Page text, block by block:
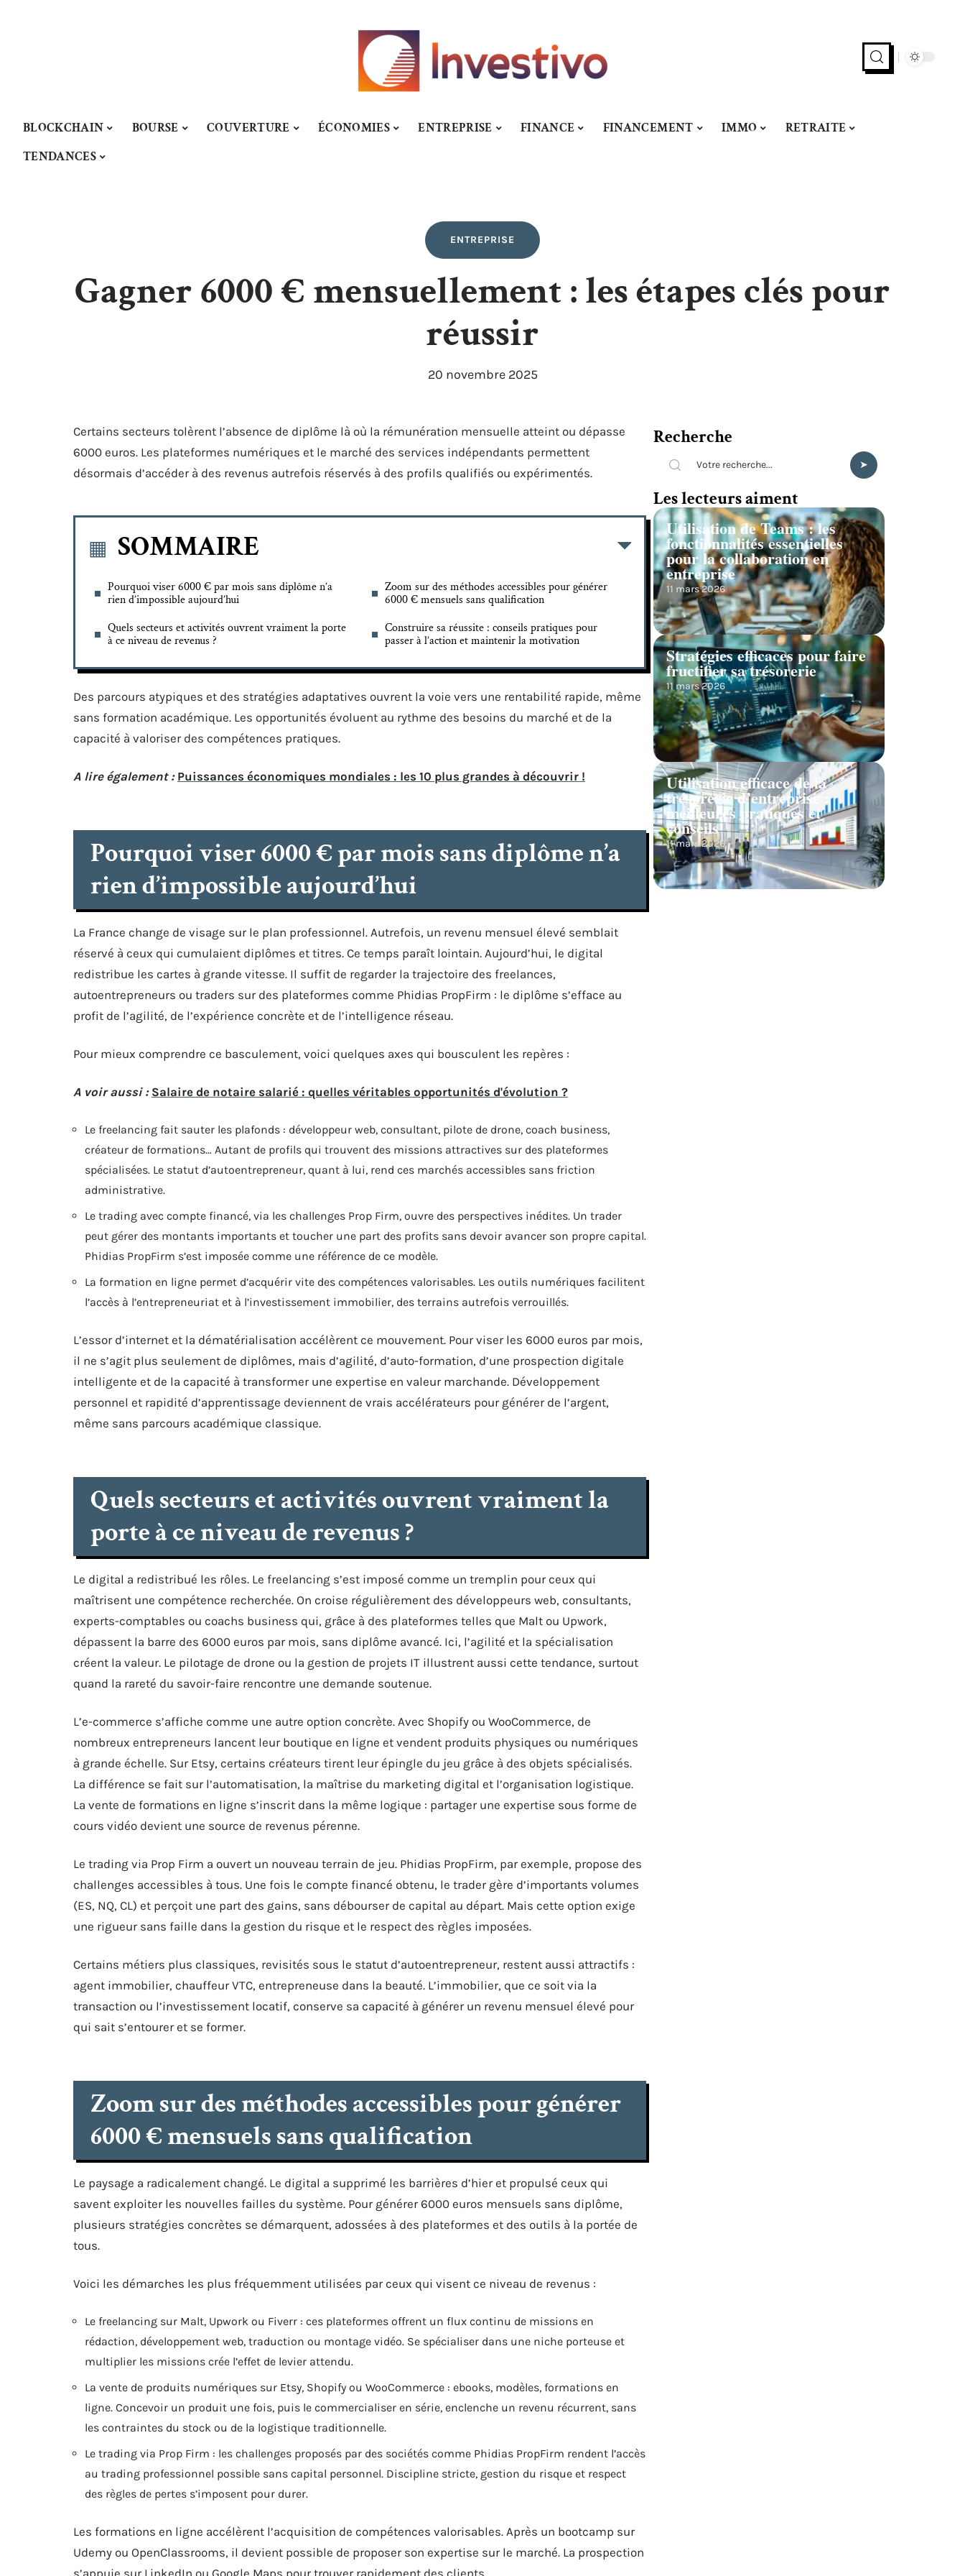
BLOCKCHAIN BOURSE COUVERTURE ÉCONOMIES ENTREPRISE FINANCE FINANCEMENT IMMO
RETRAITE
TENDANCES
ENTREPRISE
Gagner 6000 € mensuellement : les étapes clés pour
réussir
20 novembre 2025
Certains secteurs tolèrent l’absence de diplôme là où la rémunération mensuelle atteint ou dépasse
6000 euros. Les plateformes numériques et le marché des services indépendants permettent
désormais d’accéder à des revenus autrefois réservés à des profils qualifiés ou expérimentés.
SOMMAIRE
Pourquoi viser 6000 € par mois sans diplôme n’a
rien d’impossible aujourd’hui
Quels secteurs et activités ouvrent vraiment la porte
à ce niveau de revenus ?
Zoom sur des méthodes accessibles pour générer
6000 € mensuels sans qualification
Construire sa réussite : conseils pratiques pour
passer à l’action et maintenir la motivation
Des parcours atypiques et des stratégies adaptatives ouvrent la voie vers une rentabilité rapide, même
sans formation académique. Les opportunités évoluent au rythme des besoins du marché et de la
capacité à valoriser des compétences pratiques.
A lire également : Puissances économiques mondiales : les 10 plus grandes à découvrir !
Pourquoi viser 6000 € par mois sans diplôme n’a
rien d’impossible aujourd’hui
La France change de visage sur le plan professionnel. Autrefois, un revenu mensuel élevé semblait
réservé à ceux qui cumulaient diplômes et titres. Ce temps paraît lointain. Aujourd’hui, le digital
redistribue les cartes à grande vitesse. Il suffit de regarder la trajectoire des freelances,
autoentrepreneurs ou traders sur des plateformes comme Phidias PropFirm : le diplôme s’efface au
profit de l’agilité, de l’expérience concrète et de l’intelligence réseau.
Pour mieux comprendre ce basculement, voici quelques axes qui bousculent les repères :
A voir aussi : Salaire de notaire salarié : quelles véritables opportunités d'évolution ?
Le freelancing fait sauter les plafonds : développeur web, consultant, pilote de drone, coach business,
créateur de formations… Autant de profils qui trouvent des missions attractives sur des plateformes
spécialisées. Le statut d’autoentrepreneur, quant à lui, rend ces marchés accessibles sans friction
administrative.
Le trading avec compte financé, via les challenges Prop Firm, ouvre des perspectives inédites. Un trader
peut gérer des montants importants et toucher une part des profits sans devoir avancer son propre capital.
Phidias PropFirm s’est imposée comme une référence de ce modèle.
La formation en ligne permet d’acquérir vite des compétences valorisables. Les outils numériques facilitent
l’accès à l’entrepreneuriat et à l’investissement immobilier, des terrains autrefois verrouillés.
L’essor d’internet et la dématérialisation accélèrent ce mouvement. Pour viser les 6000 euros par mois,
il ne s’agit plus seulement de diplômes, mais d’agilité, d’auto-formation, d’une prospection digitale
intelligente et de la capacité à transformer une expertise en valeur marchande. Développement
personnel et rapidité d’apprentissage deviennent de vrais accélérateurs pour générer de l’argent,
même sans parcours académique classique.
Quels secteurs et activités ouvrent vraiment la
porte à ce niveau de revenus ?
Le digital a redistribué les rôles. Le freelancing s’est imposé comme un tremplin pour ceux qui
maîtrisent une compétence recherchée. On croise régulièrement des développeurs web, consultants,
experts-comptables ou coachs business qui, grâce à des plateformes telles que Malt ou Upwork,
dépassent la barre des 6000 euros par mois, sans diplôme avancé. Ici, l’agilité et la spécialisation
créent la valeur. Le pilotage de drone ou la gestion de projets IT illustrent aussi cette tendance, surtout
quand la rareté du savoir-faire rencontre une demande soutenue.
L’e-commerce s’affiche comme une autre option concrète. Avec Shopify ou WooCommerce, de
nombreux entrepreneurs lancent leur boutique en ligne et vendent produits physiques ou numériques
à grande échelle. Sur Etsy, certains créateurs tirent leur épingle du jeu grâce à des objets spécialisés.
La différence se fait sur l’automatisation, la maîtrise du marketing digital et l’organisation logistique.
La vente de formations en ligne s’inscrit dans la même logique : partager une expertise sous forme de
cours vidéo devient une source de revenus pérenne.
Le trading via Prop Firm a ouvert un nouveau terrain de jeu. Phidias PropFirm, par exemple, propose des
challenges accessibles à tous. Une fois le compte financé obtenu, le trader gère d’importants volumes
(ES, NQ, CL) et perçoit une part des gains, sans débourser de capital au départ. Mais cette option exige
une rigueur sans faille dans la gestion du risque et le respect des règles imposées.
Certains métiers plus classiques, revisités sous le statut d’autoentrepreneur, restent aussi attractifs :
agent immobilier, chauffeur VTC, entrepreneuse dans la beauté. L’immobilier, que ce soit via la
transaction ou l’investissement locatif, conserve sa capacité à générer un revenu mensuel élevé pour
qui sait s’entourer et se former.
Zoom sur des méthodes accessibles pour générer
6000 € mensuels sans qualification
Le paysage a radicalement changé. Le digital a supprimé les barrières d’hier et propulsé ceux qui
savent exploiter les nouvelles failles du système. Pour générer 6000 euros mensuels sans diplôme,
plusieurs stratégies concrètes se démarquent, adossées à des plateformes et des outils à la portée de
tous.
Voici les démarches les plus fréquemment utilisées par ceux qui visent ce niveau de revenus :
Le freelancing sur Malt, Upwork ou Fiverr : ces plateformes offrent un flux continu de missions en
rédaction, développement web, traduction ou montage vidéo. Se spécialiser dans une niche porteuse et
multiplier les missions crée l’effet de levier attendu.
La vente de produits numériques sur Etsy, Shopify ou WooCommerce : ebooks, modèles, formations en
ligne. Concevoir un produit une fois, puis le commercialiser en série, enclenche un revenu récurrent, sans
les contraintes du stock ou de la logistique traditionnelle.
Le trading via Prop Firm : les challenges proposés par des sociétés comme Phidias PropFirm rendent l’accès
au trading professionnel possible sans capital personnel. Discipline stricte, gestion du risque et respect
des règles de pertes s’imposent pour durer.
Les formations en ligne accélèrent l’acquisition de compétences valorisables. Après un bootcamp sur
Udemy ou OpenClassrooms, il devient possible de proposer son expertise sur le marché. La prospection
s’appuie sur LinkedIn ou Google Maps pour trouver rapidement des clients.
Recherche
Les lecteurs aiment
Utilisation de Teams : les
fonctionnalités essentielles
pour la collaboration en
entreprise
11 mars 2026
Stratégies efficaces pour faire
fructifier sa trésorerie
11 mars 2026
Utilisation efficace de la
trésorerie d’entreprise :
meilleures pratiques et
conseils
11 mars 2026